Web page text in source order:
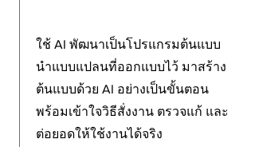
ใช้ AI พัฒนาเป็นโปรแกรมต้นแบบ
นำแบบแปลนที่ออกแบบไว้ มาสร้าง
ต้นแบบด้วย AI อย่างเป็นขั้นตอน
พร้อมเข้าใจวิธีสั่งงาน ตรวจแก้ และ
ต่อยอดให้ใช้งานได้จริง